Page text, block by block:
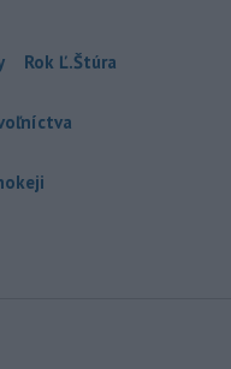
Rok Ľ.Štúra